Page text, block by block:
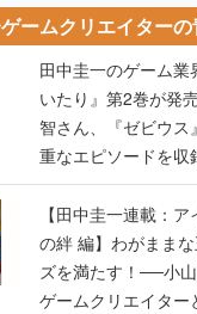
ームクリエイター
田中圭一のゲーム
いたり』第2巻が発
智さん、『ゼビウ
重なエピソードを収
【田中圭一連載：アイ
の絆 編】わがまま
ズを満たす！──小
ゲームクリエイター